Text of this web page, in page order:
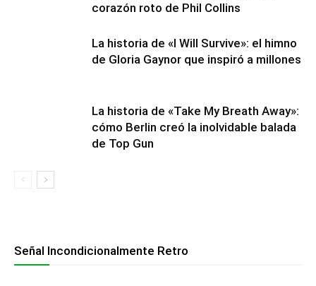
corazón roto de Phil Collins
La historia de «I Will Survive»: el himno
de Gloria Gaynor que inspiró a millones
La historia de «Take My Breath Away»:
cómo Berlin creó la inolvidable balada
de Top Gun
Señal Incondicionalmente Retro